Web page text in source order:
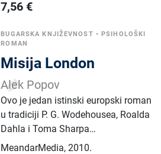
7,56 €
BUGARSKA KNJIŽEVNOST •PSIHOLOŠKI
ROMAN
Misija London
Alek Popov
Ovo je jedan istinski europski roman
u tradiciji P. G. Wodehousea, Roalda
Dahla i Toma Sharpa…
MeandarMedia,2010.